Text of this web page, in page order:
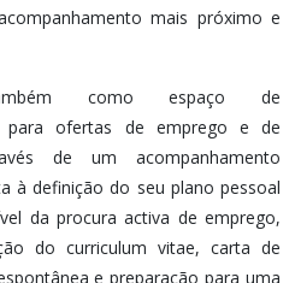
mais próximo e
como espaço de
para ofertas de emprego e de
de um acompanhamento
à definição do seu plano pessoal
da procura activa de emprego,
do curriculum vitae, carta de
e preparação para uma